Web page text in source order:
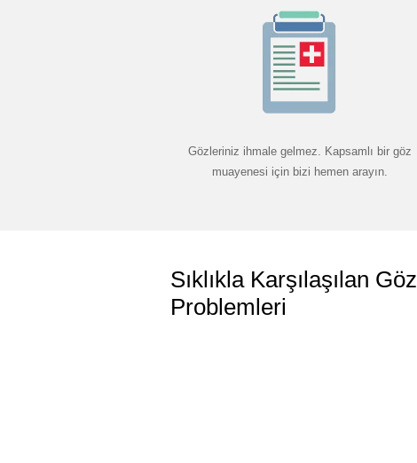
Gözleriniz ihmale gelmez. Kapsamlı bir göz
muayenesi için bizi hemen arayın.
Sıklıkla Karşılaşılan Göz
Problemleri